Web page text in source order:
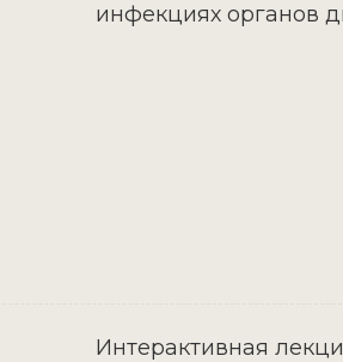
инфекциях органов
Интерактивная